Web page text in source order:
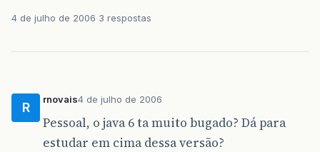
4 de julho de 2006 3 respostas
R
rnovais4 de julho de 2006
Pessoal, o java 6 ta muito bugado? Dá para
estudar em cima dessa versão?